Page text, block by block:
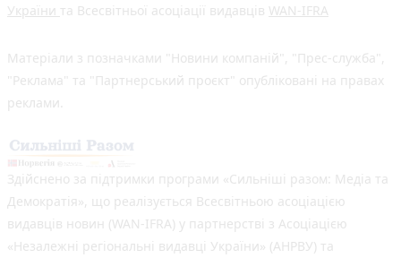
України та Всесвітньої асоціації видавців WAN-IFRA
Матеріали з позначками "Новини компаній", "Прес-служба",
"Реклама" та "Партнерський проєкт" опубліковані на правах
реклами.
Здійснено за підтримки програми «Сильніші разом: Медіа та
Демократія», що реалізується Всесвітньою асоціацією
видавців новин (WAN-IFRA) у партнерстві з Асоціацією
«Незалежні регіональні видавці України» (АНРВУ) та